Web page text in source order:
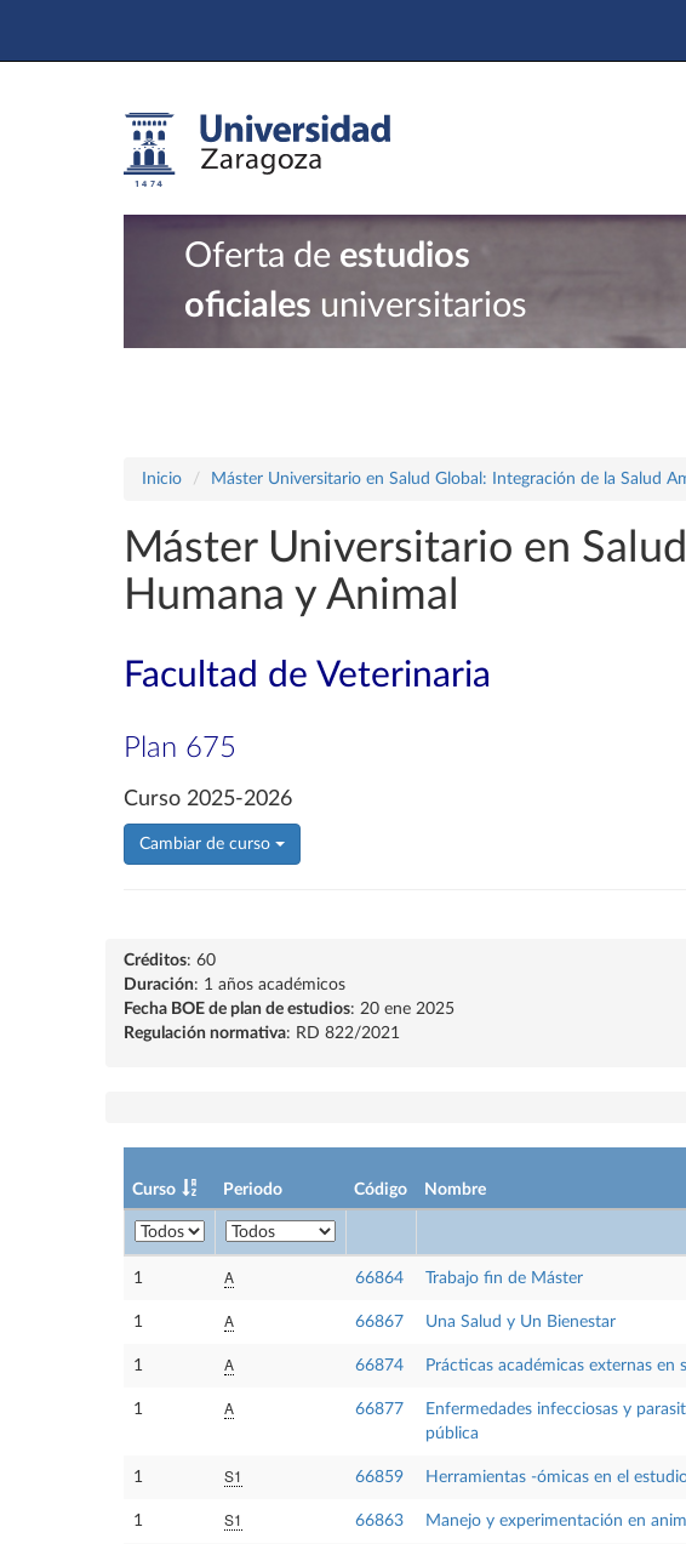
Oferta de estudios
oficiales universitarios
Inicio Máster Universitario en Salud Global: Integración de la Salud
Máster Universitario en
Humana y Animal
Facultad de Veterinaria
Plan 675
Curso 2025-2026
Cambiar de curso
Créditos: 60
Duración: 1 años académicos
Fecha BOE de plan de estudios: 20 ene 2025
Regulación normativa: RD 822/2021
Curso Periodo Código Nombre
1 A 66864 Trabajo fin de Máster
1 A 66867 Una Salud y Un Bienestar
1 A 66874 Prácticas académicas externas en
1 A 66877
Enfermedades infecciosas y
pública
1 S1 66859 Herramientas -ómicas en el
1 S1 66863 Manejo y experimentación en